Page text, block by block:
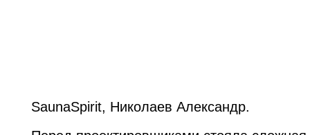
SaunaSpirit, Николаев Александр.